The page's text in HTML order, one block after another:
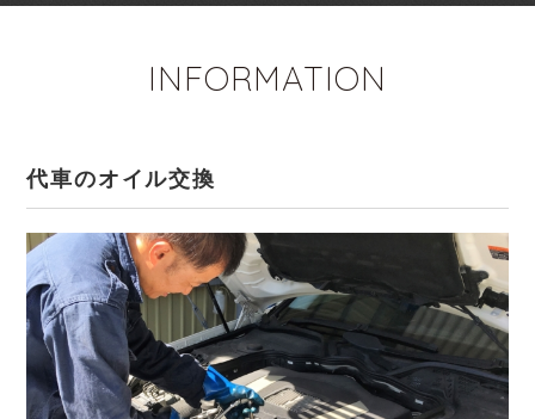
INFORMATION
代車のオイル交換